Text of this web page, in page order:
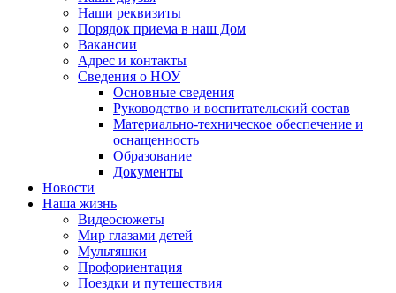
Наши реквизиты
Порядок приема в наш Дом
Вакансии
Адрес и контакты
Сведения о НОУ
Основные сведения
Руководство и воспитательский состав
Материально-техническое обеспечение и
оснащенность
Образование
Документы
Новости
Наша жизнь
Видеосюжеты
Мир глазами детей
Мультяшки
Профориентация
Поездки и путешествия